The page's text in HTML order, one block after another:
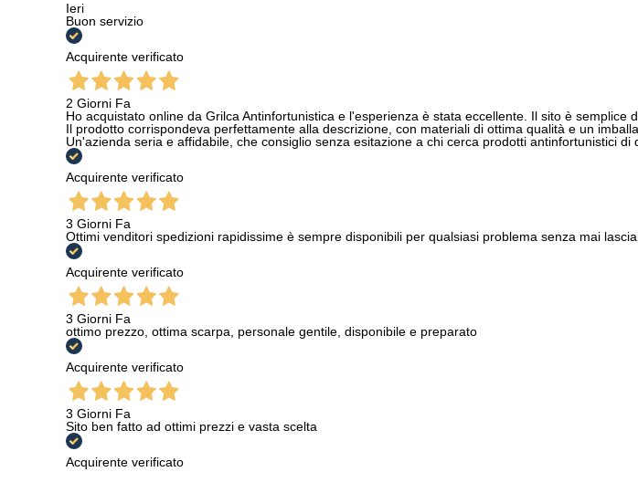
Ieri
Buon servizio
Acquirente verificato
2 Giorni Fa
Ho acquistato online da Grilca Antinfortunistica e l'esperienza è stata eccellente. Il sito è
Il prodotto corrispondeva perfettamente alla descrizione, con materiali di ottima qualità e un
Un'azienda seria e affidabile, che consiglio senza esitazione a chi cerca prodotti antinfortunistici di
Acquirente verificato
3 Giorni Fa
Ottimi venditori spedizioni rapidissime è sempre disponibili per qualsiasi problema senza mai
Acquirente verificato
3 Giorni Fa
ottimo prezzo, ottima scarpa, personale gentile, disponibile e preparato
Acquirente verificato
3 Giorni Fa
Sito ben fatto ad ottimi prezzi e vasta scelta
Acquirente verificato